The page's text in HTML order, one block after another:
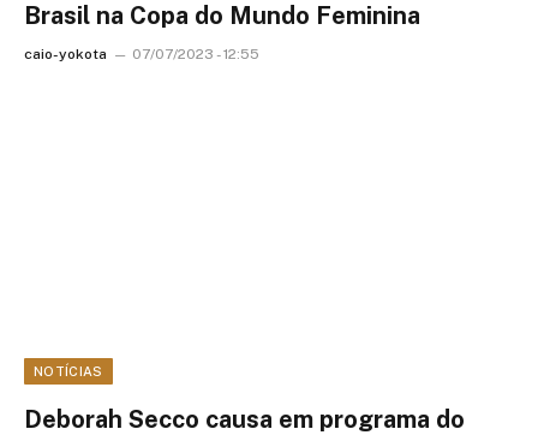
Brasil na Copa do Mundo Feminina
caio-yokota 07/07/2023 - 12:55
NOTÍCIAS
Deborah Secco causa em programa do